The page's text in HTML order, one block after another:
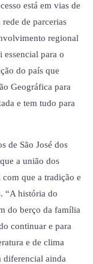
está em vias de
de parcerias
regional
essencial para o
do país que
Geográfica para
e tem tudo para
de São José dos
a união dos
que a tradição e
“A história do
do berço da família
continuar e para
e de clima
diferencial ainda